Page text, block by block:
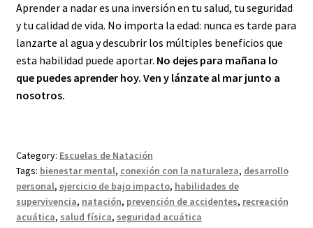
Aprender a nadar es una inversión en tu salud, tu seguridad
y tu calidad de vida. No importa la edad: nunca es tarde para
lanzarte al agua y descubrir los múltiples beneficios que
esta habilidad puede aportar. No dejes para mañana lo
que puedes aprender hoy. Ven y lánzate al mar junto a
nosotros.
Category: Escuelas de Natación
Tags: bienestar mental, conexión con la naturaleza, desarrollo
personal, ejercicio de bajo impacto, habilidades de
supervivencia, natación, prevención de accidentes, recreación
acuática, salud física, seguridad acuática